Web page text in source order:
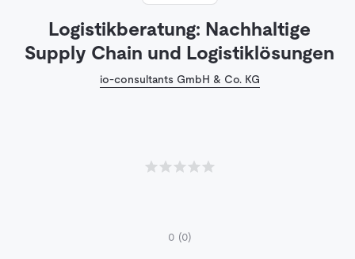
Logistikberatung: Nachhaltige
Supply Chain und Logistiklösungen
io-consultants GmbH & Co. KG
0 (0)